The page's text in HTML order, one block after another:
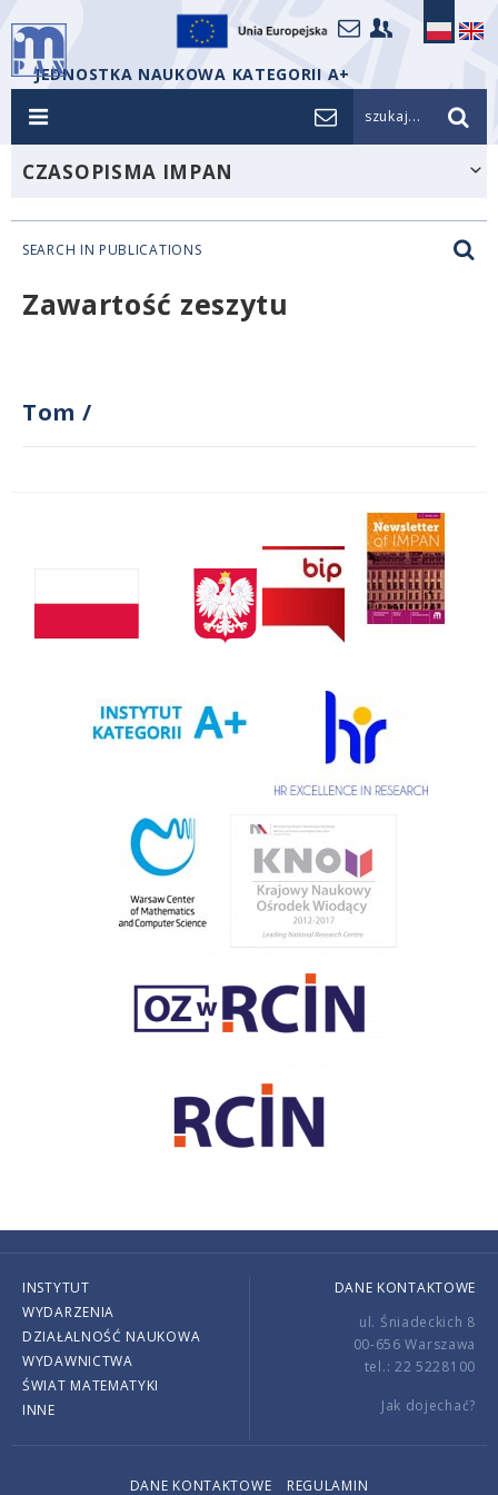
JEDNOSTKA NAUKOWA KATEGORII A+
szukaj...
CZASOPISMA IMPAN
SEARCH IN PUBLICATIONS
Zawartość zeszytu
Tom /
INSTYTUT
WYDARZENIA
DZIAŁALNOŚĆ NAUKOWA
WYDAWNICTWA
ŚWIAT MATEMATYKI
INNE
DANE KONTAKTOWE
ul. Śniadeckich 8
00-656 Warszawa
tel.: 22 5228100
Jak dojechać?
DANE KONTAKTOWE REGULAMIN